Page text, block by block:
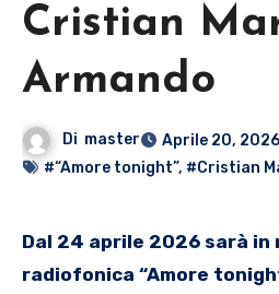
Cristian
Armando
Di master
Aprile 20, 2026
#“Amore tonight”, #Cristian
Dal 24 aprile 2026 sarà in rotazione
radiofonica “Amore